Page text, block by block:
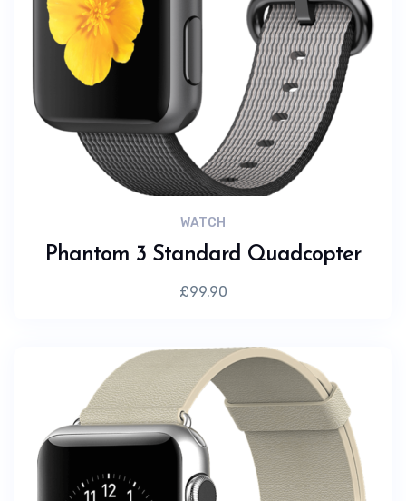
WATCH
Phantom 3 Standard Quadcopter
£99.90